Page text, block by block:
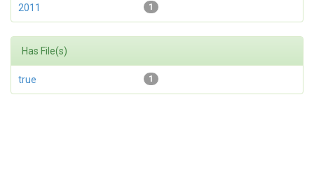
1
2011
Has File(s)
1
true